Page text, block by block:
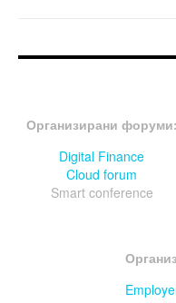
Организирани форуми:
Digital Finance
Cloud forum
Smart conference